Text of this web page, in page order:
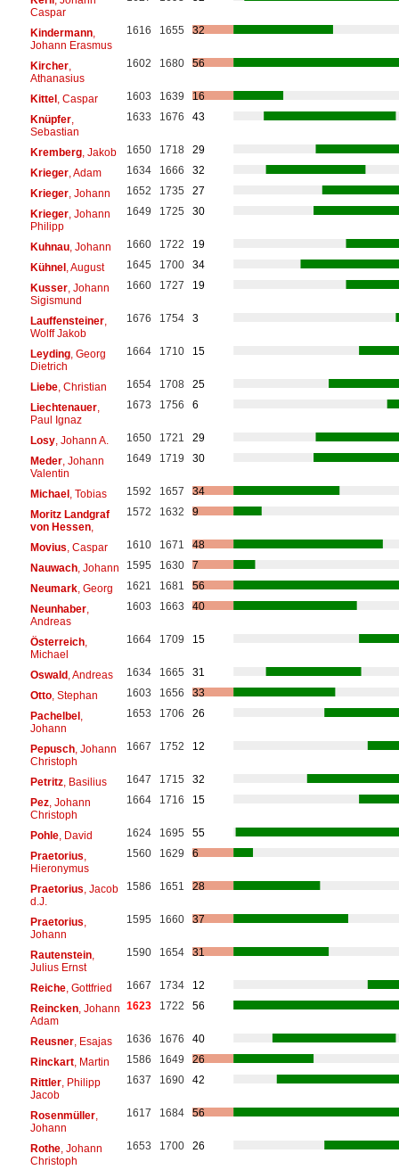
Caspar
Kindermann,
Johann Erasmus
1616 1655 32
Kircher,
Athanasius
1602 1680 56
Kittel, Caspar 1603 1639
16
Knüpfer,
Sebastian
1633 1676 43
Kremberg, Jakob 1650 1718
29
Krieger, Adam 1634 1666
32
Krieger, Johann 1652 1735
27
Krieger, Johann
Philipp
1649 1725 30
Kuhnau, Johann 1660 1722
19
Kühnel, August 1645 1700
34
Kusser, Johann
Sigismund
1660 1727 19
Lauffensteiner,
Wolff Jakob
1676 1754 3
Leyding, Georg
Dietrich
1664 1710 15
Liebe, Christian 1654 1708
25
Liechtenauer,
Paul Ignaz
1673 1756 6
Losy, Johann A. 1650 1721
29
Meder, Johann
Valentin
1649 1719 30
Michael, Tobias 1592 1657
34
Moritz Landgraf
von Hessen,
1572 1632 9
Movius , Caspar 1610 1671
48
Nauwach, Johann 1595 1630
7
Neumark, Georg 1621 1681
56
Neunhaber,
Andreas
1603 1663 40
Österreich,
Michael
1664 1709 15
Oswald, Andreas 1634 1665
31
Otto, Stephan 1603 1656
33
Pachelbel,
Johann
1653 1706 26
Pepusch, Johann
Christoph
1667 1752 12
Petritz, Basilius 1647 1715
32
Pez, Johann
Christoph
1664 1716 15
Pohle, David 1624 1695
55
Praetorius
Hieronymus
1560 1629 6
Praetorius , Jacob
d.J.
1586 1651 28
Praetorius
Johann
1595 1660 37
Rautenstein,
Julius Ernst
1590 1654 31
Reiche, Gottfried 1667 1734
12
Reincken, Johann
Adam
1623 1722 56
Reusner, Esajas 1636 1676
40
Rinckart, Martin 1586 1649
26
Rittler, Philipp
Jacob
1637 1690 42
Rosenmüller,
Johann
1617 1684 56
Rothe, Johann
Christoph
1653 1700 26